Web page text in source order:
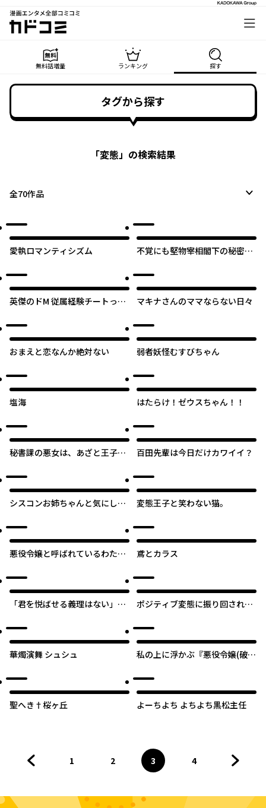
漫画エンタメ全部コミコミ
カドコミ
無料話増量 ランキング 探す
タグから探す
「変態」の検索結果
全70作品
愛執ロマンティシズム
不覚にも堅物宰相閣下の秘密を
たい
英傑のドM 従属経験チートって
マキナさんのママならない日々
おまえと恋なんか絶対ない 弱者妖怪むすびちゃん
塩海 はたらけ！ゼウスちゃん！！
秘書課の悪女は、あざと王子を
百田先輩は今日だけカワイイ？
シスコンお姉ちゃんと気にしな
変態王子と笑わない猫。
悪役令嬢と呼ばれているわたく
なのでしょう？
鳶とカラス
「君を悦ばせる義理はない」と
でみたら旦那様が即堕ちしまし
た。
ポジティブ変態に振り回されて
華燭演舞 シュシュ
私の上に浮かぶ『悪役令嬢(破滅
聖へき†桜ヶ丘 よーちよち よちよち黒松主任
1
2
ページ
3
へ
4